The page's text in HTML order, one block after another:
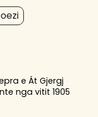
e Át Gjergj
nga vitit 1905